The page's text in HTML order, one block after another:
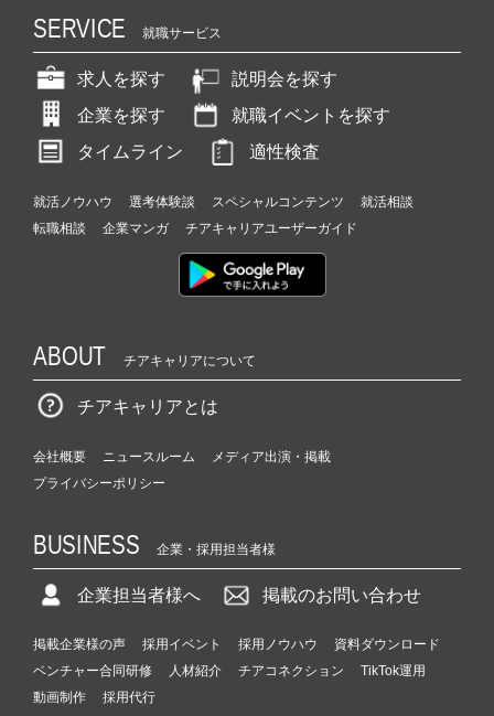
SERVICE 就職サービス
求人を探す
説明会を探す
企業を探す
就職イベントを探す
タイムライン
適性検査
就活ノウハウ 選考体験談 スペシャルコンテンツ
就活相談
転職相談
企業マンガ チアキャリアユーザーガイド
ABOUT チアキャリアについて
チアキャリアとは
会社概要 ニュースルーム
メディア出演・掲載
プライバシーポリシー
BUSINESS 企業・採用担当者様
企業担当者様へ 掲載のお問い合わせ
掲載企業様の声 採用イベント 採用ノウハウ
資料ダウンロード
ベンチャー合同研修
人材紹介 チアコネクション
TikTok運用
動画制作
採用代行